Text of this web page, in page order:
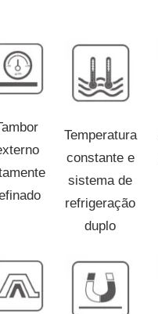
Temperatura
constante e
sistema de
refrigeração
duplo